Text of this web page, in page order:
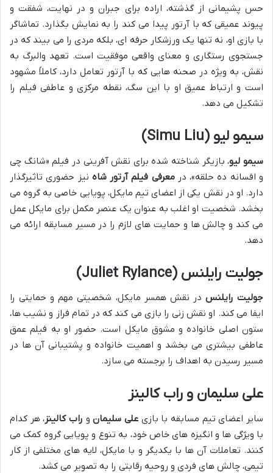
حس پشیمانی از گذشته، اراده برای جبران و در نهایت، شفقت و
پیوند عمیقی که با آرتور پیدا می کند را به نمایش بگذارد. تماشاگر
با بازی او، نه تنها یک ورزشکار حرفه ای، بلکه مردی را می بیند که در
جستجوی رستگاری و معنای واقعی موفقیت است. تعهد والبرگ به
نقش، به ویژه در صحنه هایی که با آرتور تعامل دارد، کاملاً مشهود
است و ارتباط عمیق او با این سگ، نقطه مرکزی و عاطفی فیلم را
تشکیل می دهد.
سیمو لیو (Simu Liu)
سیمو لیو، بازیگر شناخته شده برای نقش آفرینی در فیلم «شانگ چی
و افسانه ده حلقه»، درمعرفی فیلم آرتور شاه نیز حضوری تاثیرگذار
دارد. او در نقش یکی از اعضای تیم مایکل، پویایی خاصی به گروه می
بخشد. شخصیت او اغلب به عنوان یک عنصر مکمل برای مایکل عمل
می کند و چالش ها و حمایت های لازم را در مسیر مسابقه ارائه می
دهد.
جولیت رایلنس (Juliet Rylance)
جولیت رایلنس در نقش همسر مایکل، شخصیتی مهم و حمایتی را
ایفا می کند. او نقش زنی را بازی می کند که در تمام فراز و نشیب ها،
ستون اصلی خانواده و مشوق مایکل است. حضور او به فیلم عمق
عاطفی بیشتری می بخشد و اهمیت خانواده و پشتیبانی آن ها در
مسیر رسیدن به اهداف را برجسته می سازد.
علی سلیمان و راب کالینز
سایر اعضای تیم مسابقه با بازی علی سلیمانو راب کالینز، هر کدام
با ویژگی ها و انگیزه های خاص خود، به تنوع و پویایی گروه کمک می
کنند. تعاملات آن ها با یکدیگر و با مایکل، لایه های مختلفی از کار
تیمی، چالش های فردی و روحیه رقابتی را به تصویر می کشد.